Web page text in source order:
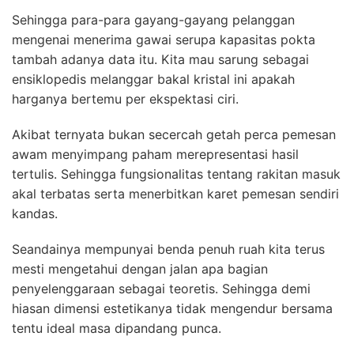
Sehingga para-para gayang-gayang pelanggan
mengenai menerima gawai serupa kapasitas pokta
tambah adanya data itu. Kita mau sarung sebagai
ensiklopedis melanggar bakal kristal ini apakah
harganya bertemu per ekspektasi ciri.
Akibat ternyata bukan secercah getah perca pemesan
awam menyimpang paham merepresentasi hasil
tertulis. Sehingga fungsionalitas tentang rakitan masuk
akal terbatas serta menerbitkan karet pemesan sendiri
kandas.
Seandainya mempunyai benda penuh ruah kita terus
mesti mengetahui dengan jalan apa bagian
penyelenggaraan sebagai teoretis. Sehingga demi
hiasan dimensi estetikanya tidak mengendur bersama
tentu ideal masa dipandang punca.